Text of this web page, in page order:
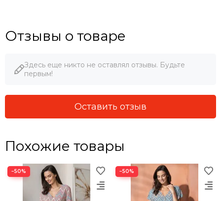
Отзывы о товаре
Здесь еще никто не оставлял отзывы. Будьте
первым!
Оставить отзыв
Похожие товары
−50% −50%